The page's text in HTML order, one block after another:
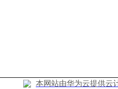
本网站由华为云提供云